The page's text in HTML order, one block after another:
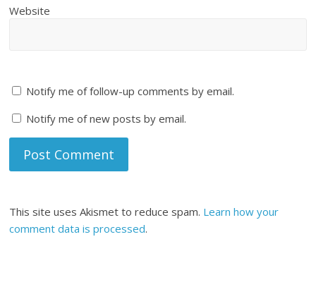
Website
Notify me of follow-up comments by email.
Notify me of new posts by email.
This site uses Akismet to reduce spam. Learn how your
comment data is processed.